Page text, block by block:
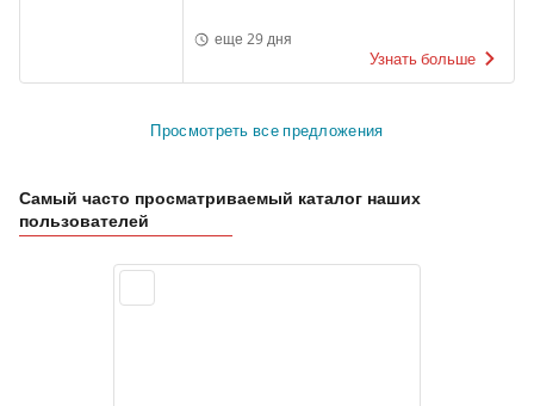
еще 29 дня
Узнать больше
Просмотреть все предложения
Самый часто просматриваемый каталог наших
пользователей